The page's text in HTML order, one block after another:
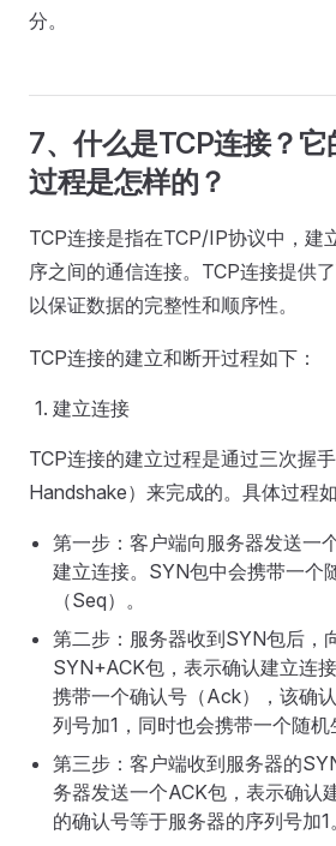
分。
7、什么是TCP连接？
过程是怎样的？
TCP连接是指在TCP/IP协议中，建
序之间的通信连接。TCP连接提供
以保证数据的完整性和顺序性。
TCP连接的建立和断开过程如下：
建立连接
TCP连接的建立过程是通过三次握
Handshake）来完成的。具体过程如
第一步：客户端向服务器发送一
建立连接。SYN包中会携带一个
（Seq）。
第二步：服务器收到SYN包后，
SYN+ACK包，表示确认建立连
携带一个确认号（Ack），该确
列号加1，同时也会携带一个随机
第三步：客户端收到服务器的
务器发送一个ACK包，表示确认
的确认号等于服务器的序列号加1。